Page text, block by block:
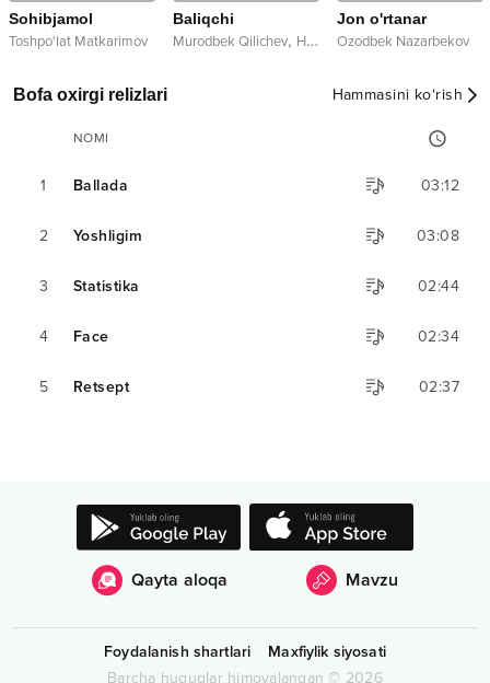
Sohibjamol
Toshpo'lat Matkarimov
Baliqchi
Murodbek Qilichev, Hulkar Abdullayeva
Jon o'rtanar
Ozodbek Nazarbekov
Bofa oxirgi relizlari Hammasini ko‘rish
NOMI
1 Ballada 03:12
2 Yoshligim 03:08
3 Statistika 02:44
4 Face 02:34
5 Retsept 02:37
Qayta aloqa Mavzu
Foydalanish shartlari
Maxfiylik siyosati
Barcha huquqlar himoyalangan © 2026